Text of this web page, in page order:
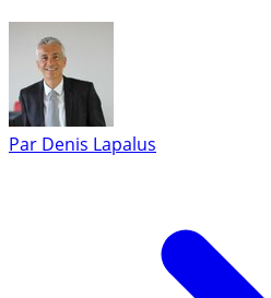
Par Denis Lapalus